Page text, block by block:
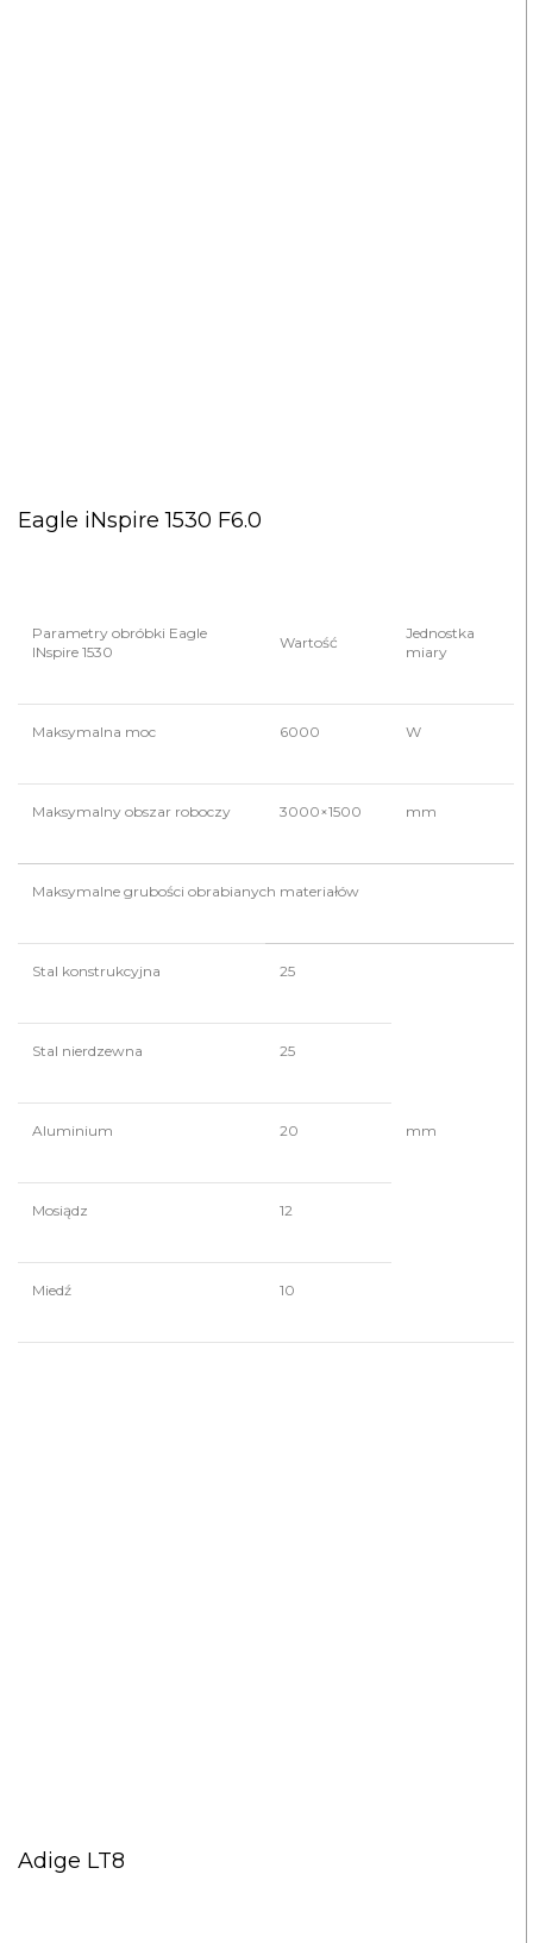
Eagle iNspire 1530 F6.0
Parametry obróbki Eagle
INspire 1530
Wartość
Jednostka
miary
Maksymalna moc 6000 W
Maksymalny obszar roboczy 3000×1500 mm
Maksymalne grubości obrabianych materiałów
Stal konstrukcyjna 25
mm
Stal nierdzewna 25
Aluminium 20
Mosiądz 12
Miedź 10
Adige LT8